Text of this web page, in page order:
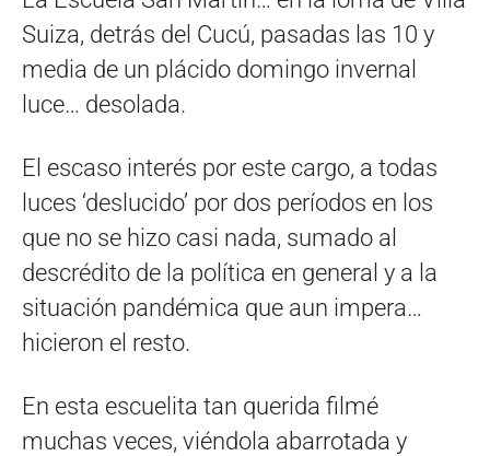
Suiza, detrás del Cucú, pasadas las 10 y
media de un plácido domingo invernal
luce… desolada.
El escaso interés por este cargo, a todas
luces ‘deslucido’ por dos períodos en los
que no se hizo casi nada, sumado al
descrédito de la política en general y a la
situación pandémica que aun impera…
hicieron el resto.
En esta escuelita tan querida filmé
muchas veces, viéndola abarrotada y